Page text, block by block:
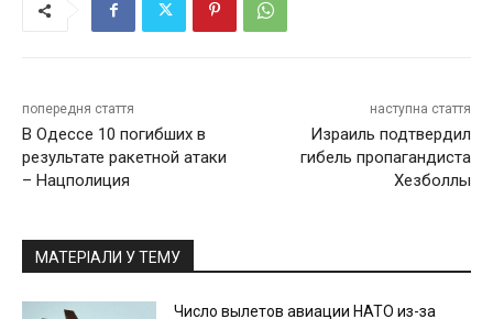
попередня стаття
В Одессе 10 погибших в
результате ракетной атаки
– Нацполиция
наступна стаття
Израиль подтвердил
гибель пропагандиста
Хезболлы
МАТЕРІАЛИ У ТЕМУ
Число вылетов авиации НАТО из-за